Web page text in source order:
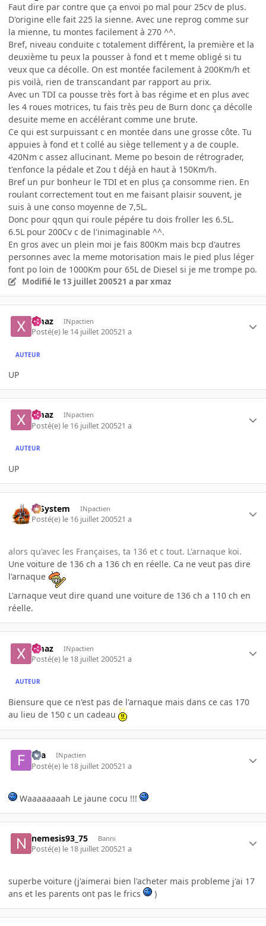
Faut dire par contre que ça envoi po mal pour 25cv de plus.
D'origine elle fait 225 la sienne. Avec une reprog comme sur
la mienne, tu montes facilement à 270 ^^.
Bref, niveau conduite c totalement différent, la première et la
deuxième tu peux la pousser à fond et t meme obligé si tu
veux que ca décolle. On est montée facilement à 200Km/h et
pis voilà, rien de transcandant par rapport au prix.
Avec un TDI ca pousse très fort à bas régime et en plus avec
les 4 roues motrices, tu fais très peu de Burn donc ça décolle
desuite meme en accélérant comme une brute.
Ce qui est surpuissant c en montée dans une grosse côte. Tu
appuies à fond et t collé au siège tellement y a de couple.
420Nm c assez allucinant. Meme po besoin de rétrograder,
t'enfonce la pédale et Zou t déjà en haut à 150Km/h.
Bref un pur bonheur le TDI et en plus ça consomme rien. En
roulant correctement tout en me faisant plaisir souvent, je
suis à une conso moyenne de 7,5L.
Donc pour qqun qui roule pépére tu dois froller les 6.5L.
6.5L pour 200Cv c de l'inimaginable ^^.
En gros avec un plein moi je fais 800Km mais bcp d'autres
personnes avec la meme motorisation mais le pied plus léger
font po loin de 1000Km pour 65L de Diesel si je me trompe po.
Modifié le 13 juillet 200521 a par xmaz
xmaz INpactien
Posté(e) le 14 juillet 200521 a
AUTEUR
UP
xmaz INpactien
Posté(e) le 16 juillet 200521 a
AUTEUR
UP
X-System INpactien
Posté(e) le 16 juillet 200521 a
alors qu'avec les Françaises, ta 136 et c tout. L'arnaque koi.
Une voiture de 136 ch a 136 ch en réelle. Ca ne veut pas dire
l'arnaque
L'arnaque veut dire quand une voiture de 136 ch a 110 ch en
réelle.
xmaz INpactien
Posté(e) le 18 juillet 200521 a
AUTEUR
Biensure que ce n'est pas de l'arnaque mais dans ce cas 170
au lieu de 150 c un cadeau
fira INpactien
Posté(e) le 18 juillet 200521 a
Waaaaaaaah Le jaune cocu !!!
nemesis93_75 Banni
Posté(e) le 18 juillet 200521 a
superbe voiture (j'aimerai bien l'acheter mais probleme j'ai 17
ans et les parents ont pas le frics
)